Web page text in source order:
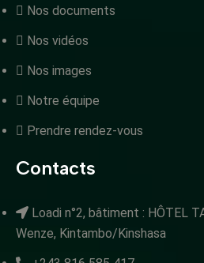
Nos documents
Nos vidéos
Nos images
Notre équipe
Prendre rendez-vous
Contacts
Loadi n°2, bâtiment : HÔTEL
Wenze, Kintambo/Kinshasa